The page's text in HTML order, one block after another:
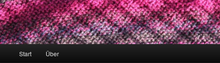
Start Über